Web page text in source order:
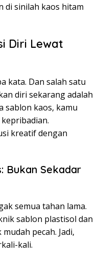
di sinilah kaos hitam
Diri Lewat
kata. Dan salah satu
diri sekarang adalah
sablon kaos, kamu
kreatif dengan
Bukan Sekadar
semua tahan lama.
sablon plastisol dan
pecah. Jadi,
kali.